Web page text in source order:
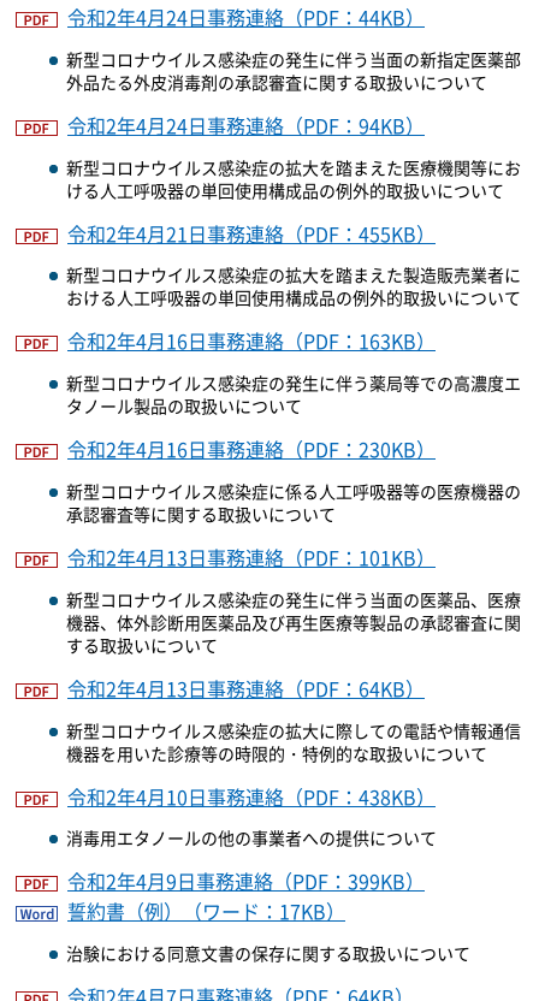
令和2年4月24日事務連絡（PDF：44KB）
新型コロナウイルス感染症の発生に伴う当面の新指定医薬部
外品たる外皮消毒剤の承認審査に関する取扱いについて
令和2年4月24日事務連絡（PDF：94KB）
新型コロナウイルス感染症の拡大を踏まえた医療機関等にお
ける人工呼吸器の単回使用構成品の例外的取扱いについて
令和2年4月21日事務連絡（PDF：455KB）
新型コロナウイルス感染症の拡大を踏まえた製造販売業者に
おける人工呼吸器の単回使用構成品の例外的取扱いについて
令和2年4月16日事務連絡（PDF：163KB）
新型コロナウイルス感染症の発生に伴う薬局等での高濃度エ
タノール製品の取扱いについて
令和2年4月16日事務連絡（PDF：230KB）
新型コロナウイルス感染症に係る人工呼吸器等の医療機器の
承認審査等に関する取扱いについて
令和2年4月13日事務連絡（PDF：101KB）
新型コロナウイルス感染症の発生に伴う当面の医薬品、医療
機器、体外診断用医薬品及び再生医療等製品の承認審査に関
する取扱いについて
令和2年4月13日事務連絡（PDF：64KB）
新型コロナウイルス感染症の拡大に際しての電話や情報通信
機器を用いた診療等の時限的・特例的な取扱いについて
令和2年4月10日事務連絡（PDF：438KB）
消毒用エタノールの他の事業者への提供について
令和2年4月9日事務連絡（PDF：399KB）
誓約書（例）（ワード：17KB）
治験における同意文書の保存に関する取扱いについて